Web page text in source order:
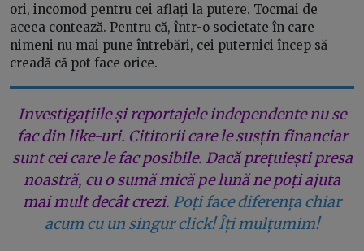
ori, incomod pentru cei aflați la putere. Tocmai de
aceea contează. Pentru că, într-o societate în care
nimeni nu mai pune întrebări, cei puternici încep să
creadă că pot face orice.
Investigațiile și reportajele independente nu se
fac din like-uri. Cititorii care le susțin financiar
sunt cei care le fac posibile. Dacă prețuiești presa
noastră, cu o sumă mică pe lună ne poți ajuta
mai mult decât crezi. Poți face diferența chiar
acum cu un singur click! Îți mulțumim!